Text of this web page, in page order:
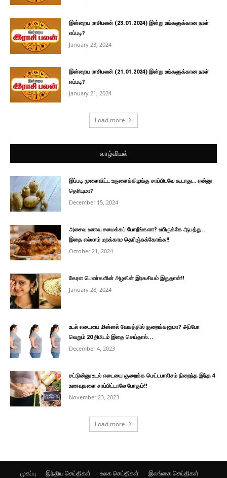
இன்றைய ராசிபலன் (23.01.2024) இன்று உங்களுக்கான நாள்
எப்படி?
January 23, 2024
இன்றைய ராசிபலன் (21.01.2024) இன்று உங்களுக்கான நாள்
எப்படி?
January 21, 2024
Load more
வாழ்வியல்
இப்படி முளைவிட்ட உருளைக்கிழங்கு சாப்பிடவே கூடாது… ஏன்னு
தெரியுமா?
December 15, 2024
அசைவ உணவு சமைக்கப் போறீங்களா? உயிருக்கே ஆபத்து..
இதை எல்லாம் மறக்காம தெரிஞ்சுக்கோங்க!!
October 21, 2024
கேரள பெண்களின் அழகின் இரகசியம் இதுதான்!!
January 28, 2024
உடல் எடையை மின்னல் வேகத்தில் குறைக்கனுமா? அப்போ
வெறும் 20 நிமிடம் இதை செய்தால்...
December 4, 2023
சட்டுன்னு உடல் எடையை குறைக்க மெட்டபாலிசம் நிறைந்த இந்த 4
உணவுகளை சாப்பிட்டாலே போதும்!!
November 23, 2023
Load more
முகப்பு இந்திய செய்திகள் உலக செய்திகள் இலங்கை செய்திகள்